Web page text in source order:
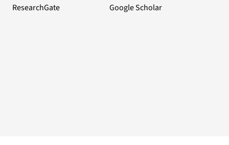
ResearchGate Google Scholar